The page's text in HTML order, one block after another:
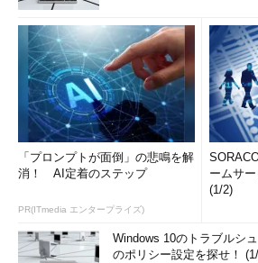
「プロンプトが面倒」の悲鳴を解
消！ AI定着のステップ
PR(ITmedia エンタープライズ)
ームサ
(1/2)
Windows 10のトラブルシ
のポリシー設定を探せ！